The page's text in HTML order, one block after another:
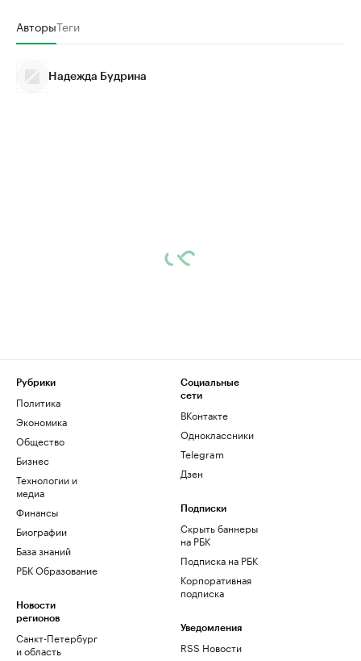
АвторыТеги
Надежда Будрина
Рубрики
Политика
Экономика
Общество
Бизнес
Технологии и
медиа
Финансы
Биографии
База знаний
РБК Образование
Новости
регионов
Санкт-Петербург
и область
Социальные
сети
ВКонтакте
Одноклассники
Telegram
Дзен
Подписки
Скрыть баннеры
на РБК
Подписка на РБК
Корпоративная
подписка
Уведомления
RSS Новости